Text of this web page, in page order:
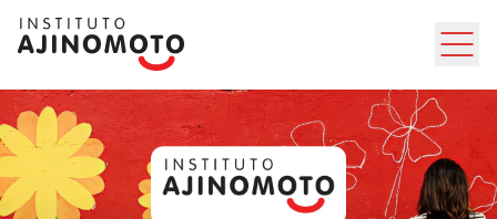
Ir direto ao conteúdo